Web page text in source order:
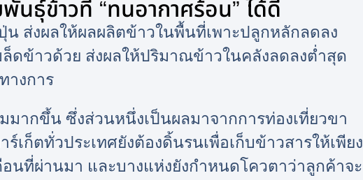
ธุ์ข้าวที่ “ทนอากาศร้อน” ได้ดี
ส่งผลให้ผลผลิตข้าวในพื้นที่เพาะปลูกหลักลดลง
ดข้าวด้วย ส่งผลให้ปริมาณข้าวในคลังลดลงต่ำสุด
างการ
มากขึ้น ซึ่งส่วนหนึ่งเป็นผลมาจากการท่องเที่ยวขา
เก็ตทั่วประเทศยังต้องดิ้นรนเพื่อเก็บข้าวสารให้เพียง
นที่ผ่านมา และบางแห่งยังกำหนดโควตาว่าลูกค้าจะ